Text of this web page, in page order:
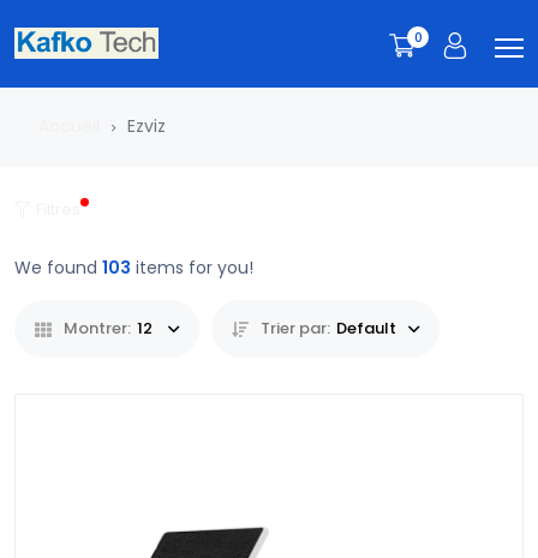
0
Ezviz
We found 103 items for you!
Montrer: 12 Trier par: Default